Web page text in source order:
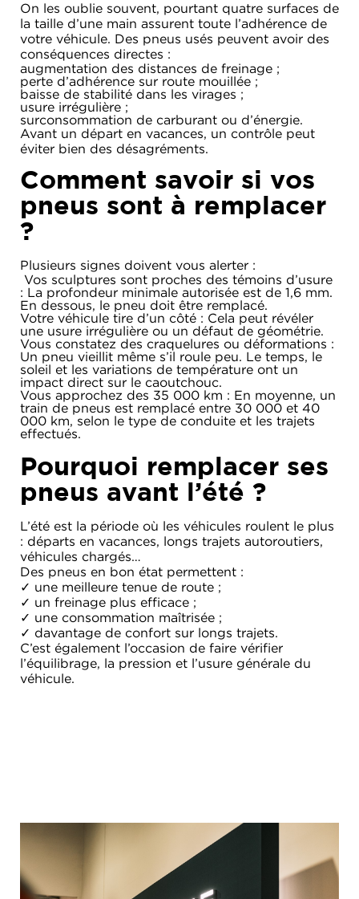
On les oublie souvent, pourtant quatre surfaces de
la taille d’une main assurent toute l’adhérence de
votre véhicule. Des pneus usés peuvent avoir des
conséquences directes :
augmentation des distances de freinage ;
perte d’adhérence sur route mouillée ;
baisse de stabilité dans les virages ;
usure irrégulière ;
surconsommation de carburant ou d’énergie.
Avant un départ en vacances, un contrôle peut
éviter bien des désagréments.
Comment savoir si vos
pneus sont à remplacer
?
Plusieurs signes doivent vous alerter :
Vos sculptures sont proches des témoins d’usure
: La profondeur minimale autorisée est de 1,6 mm.
En dessous, le pneu doit être remplacé.
Votre véhicule tire d’un côté : Cela peut révéler
une usure irrégulière ou un défaut de géométrie.
Vous constatez des craquelures ou déformations :
Un pneu vieillit même s’il roule peu. Le temps, le
soleil et les variations de température ont un
impact direct sur le caoutchouc.
Vous approchez des 35 000 km : En moyenne, un
train de pneus est remplacé entre 30 000 et 40
000 km, selon le type de conduite et les trajets
effectués.
Pourquoi remplacer ses
pneus avant l’été ?
L’été est la période où les véhicules roulent le plus
: départs en vacances, longs trajets autoroutiers,
véhicules chargés…
Des pneus en bon état permettent :
✓ une meilleure tenue de route ;
✓ un freinage plus efficace ;
✓ une consommation maîtrisée ;
✓ davantage de confort sur longs trajets.
C’est également l’occasion de faire vérifier
l’équilibrage, la pression et l’usure générale du
véhicule.